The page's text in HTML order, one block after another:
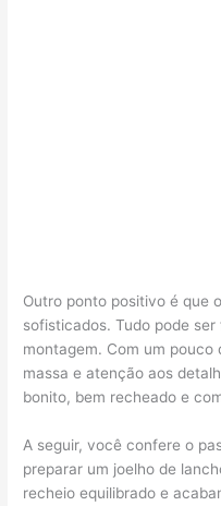
Outro ponto positivo é que
sofisticados. Tudo pode
montagem. Com um pouco
massa e atenção aos
bonito, bem recheado e
A seguir, você confere o
preparar um joelho de
recheio equilibrado e